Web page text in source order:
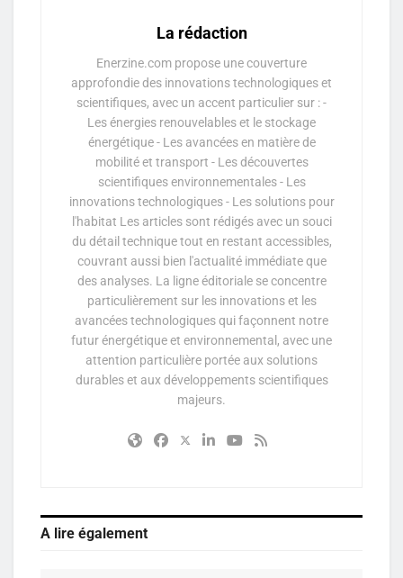
La rédaction
Enerzine.com propose une couverture
approfondie des innovations technologiques et
scientifiques, avec un accent particulier sur : -
Les énergies renouvelables et le stockage
énergétique - Les avancées en matière de
mobilité et transport - Les découvertes
scientifiques environnementales - Les
innovations technologiques - Les solutions pour
l'habitat Les articles sont rédigés avec un souci
du détail technique tout en restant accessibles,
couvrant aussi bien l'actualité immédiate que
des analyses. La ligne éditoriale se concentre
particulièrement sur les innovations et les
avancées technologiques qui façonnent notre
futur énergétique et environnemental, avec une
attention particulière portée aux solutions
durables et aux développements scientifiques
majeurs.
A lire également